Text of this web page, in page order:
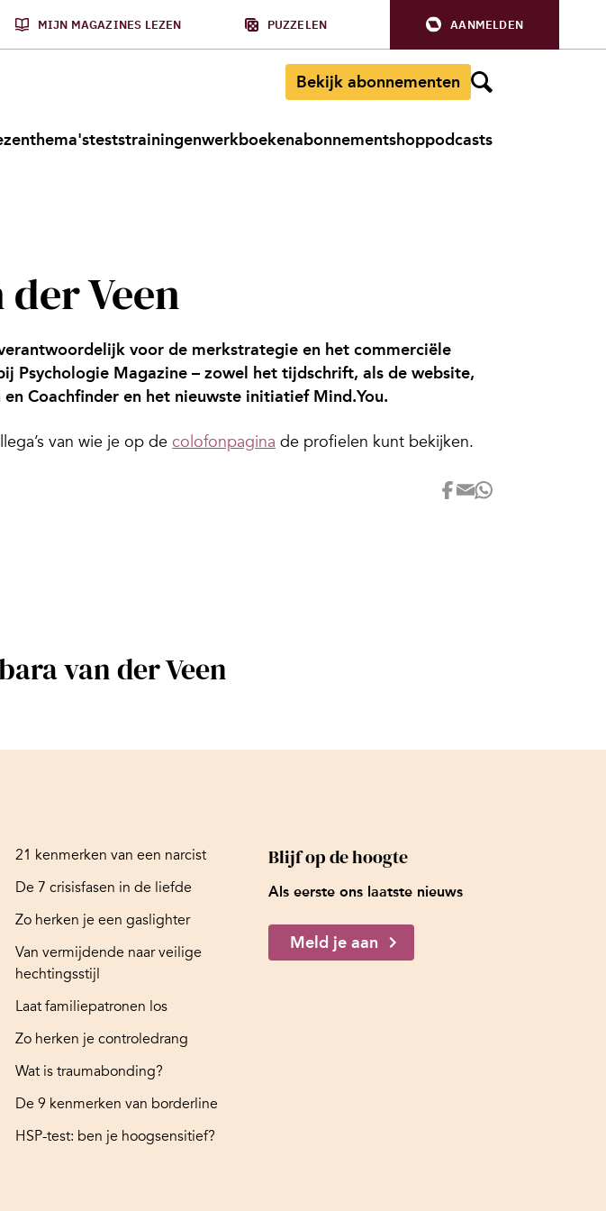
MIJN MAGAZINES LEZEN PUZZELEN AANMELDEN
Bekijk abonnementen
thema'steststrainingenwerkboekenabonnementshoppodcasts
Veen
voor de merkstrategie en het commerciële
Psychologie Magazine – zowel het tijdschrift, als de website,
Coachfinder en het nieuwste initiatief Mind.You.
van wie je op de colofonpagina de profielen kunt bekijken.
van der Veen
21 kenmerken van een narcist
De 7 crisisfasen in de liefde
Zo herken je een gaslighter
Van vermijdende naar veilige
hechtingsstijl
Laat familiepatronen los
Zo herken je controledrang
Wat is traumabonding?
De 9 kenmerken van borderline
HSP-test: ben je hoogsensitief?
Blijf op de hoogte
Als eerste ons laatste nieuws
Meld je aan